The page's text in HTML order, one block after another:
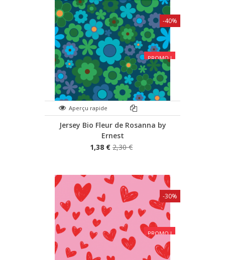
PROMO !
Aperçu rapide
Jersey Bio Fleur de Rosanna by
Ernest
1,38 € 2,30 €
-40%
PROMO !
-30%